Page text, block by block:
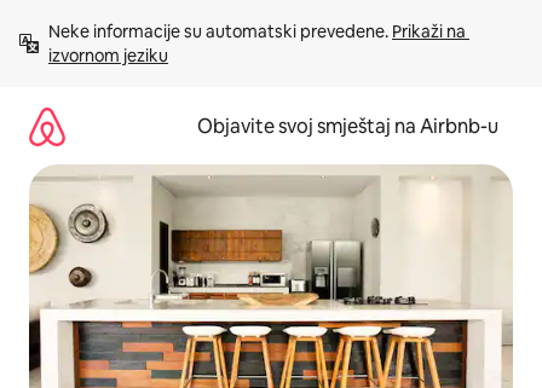
sadržaj
Neke informacije su automatski prevedene. Prikaži na
izvornom jeziku
Objavite svoj smještaj na Airbnb-u